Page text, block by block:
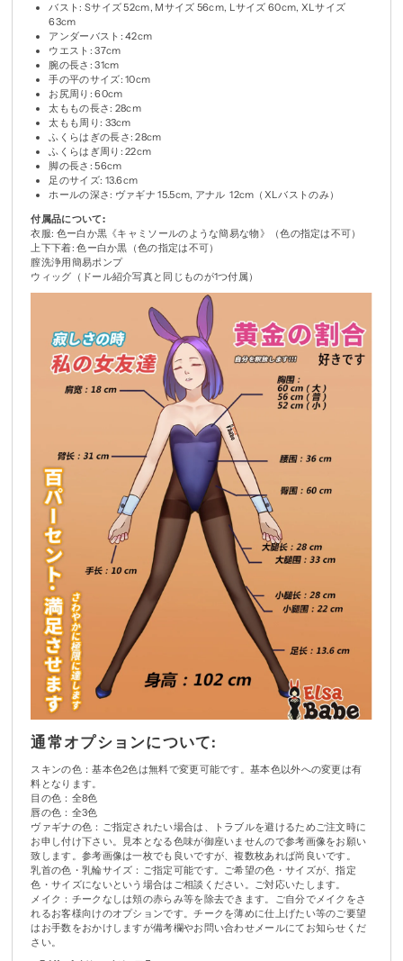
バスト: Sサイズ 52cm, Mサイズ 56cm, Lサイズ 60cm, XLサイズ
63cm
アンダーバスト: 42cm
ウエスト: 37cm
腕の長さ: 31cm
手の平のサイズ: 10cm
お尻周り: 60cm
太ももの長さ: 28cm
太もも周り: 33cm
ふくらはぎの長さ: 28cm
ふくらはぎ周り: 22cm
脚の長さ: 56cm
足のサイズ: 13.6cm
ホールの深さ: ヴァギナ 15.5cm, アナル 12cm（XLバストのみ）
付属品について:
衣服: 色ー白か黒《キャミソールのような簡易な物》（色の指定は不可）
上下下着: 色ー白か黒（色の指定は不可）
膣洗浄用簡易ポンプ
ウィッグ（ドール紹介写真と同じものが1つ付属）
通常オプションについて:
スキンの色：基本色2色は無料で変更可能です。基本色以外への変更は有
料となります。
目の色：全8色
唇の色：全3色
ヴァギナの色：ご指定されたい場合は、トラブルを避けるためご注文時に
お申し付け下さい。見本となる色味が御座いませんので参考画像をお願い
致します。参考画像は一枚でも良いですが、複数枚あれば尚良いです。
乳首の色・乳輪サイズ：ご指定可能です。ご希望の色・サイズが、指定
色・サイズにないという場合はご相談ください。ご対応いたします。
メイク：チークなしは頬の赤らみ等を除去できます。ご自分でメイクをさ
れるお客様向けのオプションです。チークを薄めに仕上げたい等のご要望
はお手数をおかけしますが備考欄やお問い合わせメールにてお知らせくだ
さい。